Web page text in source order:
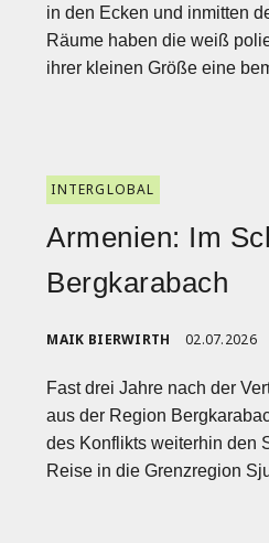
in den Ecken und inmitten
Räume haben die weiß
ihrer kleinen Größe eine
INTERGLOBAL
Armenien: Im
Bergkarabach
MAIK BIERWIRTH 02.07.2026
Fast drei Jahre nach der
aus der Region
des Konflikts weiterhin den
Reise in die Grenzregion